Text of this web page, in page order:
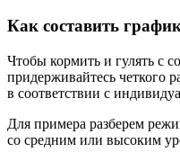
Как составить
Чтобы кормить и гулять с
придерживайтесь четкого
в соответствии с
Для примера разберем
со средним или высоким